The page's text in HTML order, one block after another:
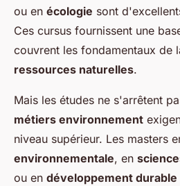
ou en écologie sont
Ces cursus fournissent une
couvrent les fondamentaux de
ressources naturelles.
Mais les études ne s'arrêtent
métiers environnement
niveau supérieur. Les masters
environnementale, en
ou en développement durable